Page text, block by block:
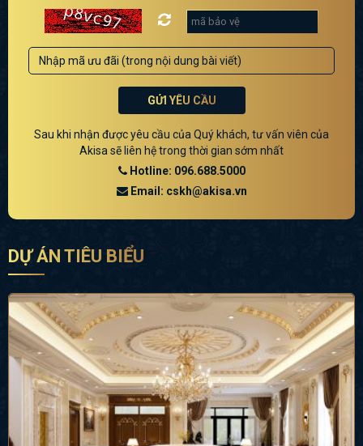
GỬI YÊU CẦU
Sau khi nhận được yêu cầu của Quý khách, tư vấn viên của
Akisa sẽ liên hệ trong thời gian sớm nhất
Hotline: 096.688.5000
Email: cskh@akisa.vn
DỰ ÁN TIÊU BIỂU